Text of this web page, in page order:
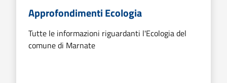
Approfondimenti Ecologia
Tutte le informazioni riguardanti l'Ecologia del
comune di Marnate